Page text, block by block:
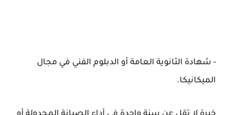
- شهادة الثانوية العامة أو الدبلوم الفني في مجال
الميكانيكا.